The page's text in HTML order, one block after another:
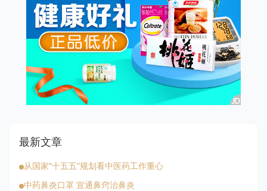
最新文章
从国家“十五五”规划看中医药工作重心
中药鼻炎口罩 宣通鼻窍治鼻炎